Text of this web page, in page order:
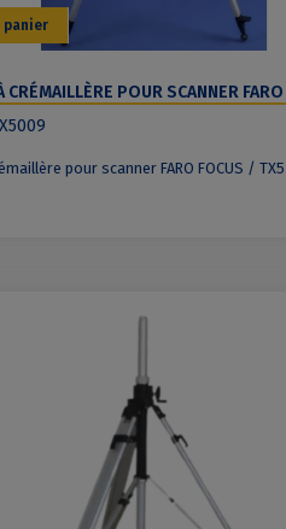
panier
CRÉMAILLÈRE POUR SCANNER
pour scanner FARO FOCUS /